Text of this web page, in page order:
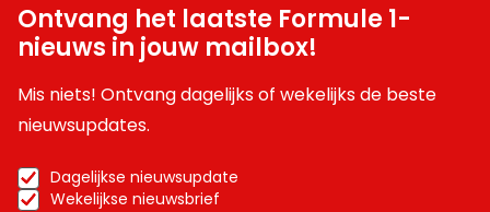
Ontvang het laatste Formule 1-
nieuws in jouw mailbox!
Mis niets! Ontvang dagelijks of wekelijks de beste
nieuwsupdates.
Dagelijkse nieuwsupdate
Wekelijkse nieuwsbrief